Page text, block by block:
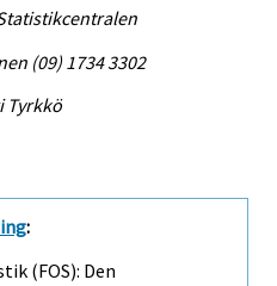
(09) 1734 3302
Tyrkkö
:
(FOS): Den